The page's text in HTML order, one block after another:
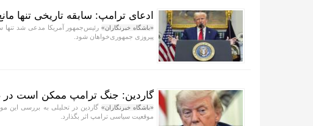
ادعای ترامپ: سابقه تاریخی تنها
«باشگاه خبرنگاران»رئیس‌جمهور آمریکا مدعی شد تنها
پیروزی جمهوری‌خواهان شود.
گاردین: جنگ ترامپ ممکن است در
«باشگاه خبرنگاران» گاردین در تحلیلی به بررسی این
موقعیت سیاسی ترامپ اثر بگذارد.